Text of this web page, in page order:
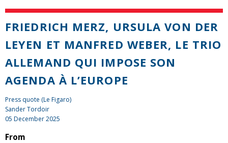
FRIEDRICH MERZ, URSULA VON DER
LEYEN ET MANFRED WEBER, LE TRIO
ALLEMAND QUI IMPOSE SON
AGENDA À L’EUROPE
Press quote (Le Figaro)
Sander Tordoir
05 December 2025
From